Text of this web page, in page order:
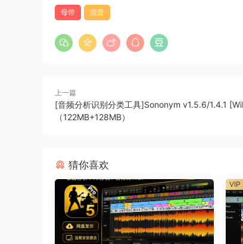
化和转换音频，将其转换为您能想象到的任
间拉伸、使用随机化和自动随机化的节拍切
macOS Big Sur 和搭载 Apple 芯片的
宽。
Clips 窗口。触发单个剪辑或整个场景（歌
在是一个强大的现场表演平台，可以将您
Native Instruments 和 Icon
DP 11 的新控制界面插件包括当前 Native
和 S 系列 MK2 控制器系列，以及热门的
母带 混音
上一篇
[音频分析识别分类工具]Sononym v1.5.6/1.4.1
（122MB+128MB）
猜你喜欢
VIP